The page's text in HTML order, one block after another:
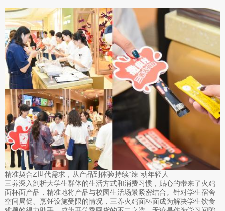
精准契合Z世代需求，从产品到体验持续“辣”动年轻人
三养深入剖析大学生群体的生活方式和消费习惯，贴心的带来了火鸡
面杯面产品，精准地将产品与校园生活场景紧密结合。针对学生宿舍
空间局促、烹饪设施受限的情况，三养火鸡面杯面成为解决学生饮食